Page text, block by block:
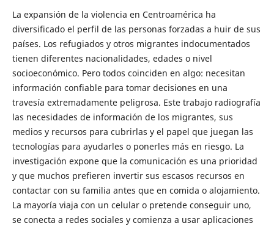
La expansión de la violencia en Centroamérica ha
diversificado el perfil de las personas forzadas a huir de sus
países. Los refugiados y otros migrantes indocumentados
tienen diferentes nacionalidades, edades o nivel
socioeconómico. Pero todos coinciden en algo: necesitan
información confiable para tomar decisiones en una
travesía extremadamente peligrosa. Este trabajo radiografía
las necesidades de información de los migrantes, sus
medios y recursos para cubrirlas y el papel que juegan las
tecnologías para ayudarles o ponerles más en riesgo. La
investigación expone que la comunicación es una prioridad
y que muchos prefieren invertir sus escasos recursos en
contactar con su familia antes que en comida o alojamiento.
La mayoría viaja con un celular o pretende conseguir uno,
se conecta a redes sociales y comienza a usar aplicaciones